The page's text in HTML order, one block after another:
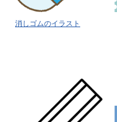
消しゴムのイラスト